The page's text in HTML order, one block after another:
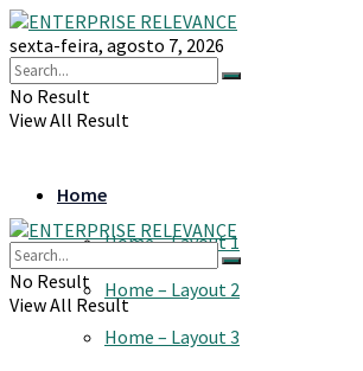
sexta-feira, agosto 7, 2026
No Result
View All Result
Home
Home – Layout 1
Home – Layout 2
Home – Layout 3
No Result
View All Result